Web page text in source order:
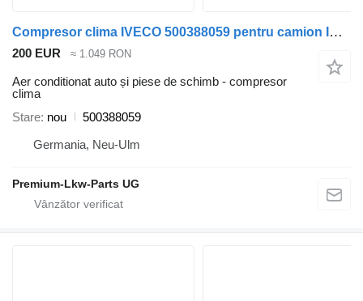
Compresor clima IVECO 500388059 pentru camion IVECO Euro Cargo
200 EUR ≈ 1.049 RON
Aer conditionat auto și piese de schimb - compresor
clima
Stare nou
500388059
Germania, Neu-Ulm
Premium-Lkw-Parts UG